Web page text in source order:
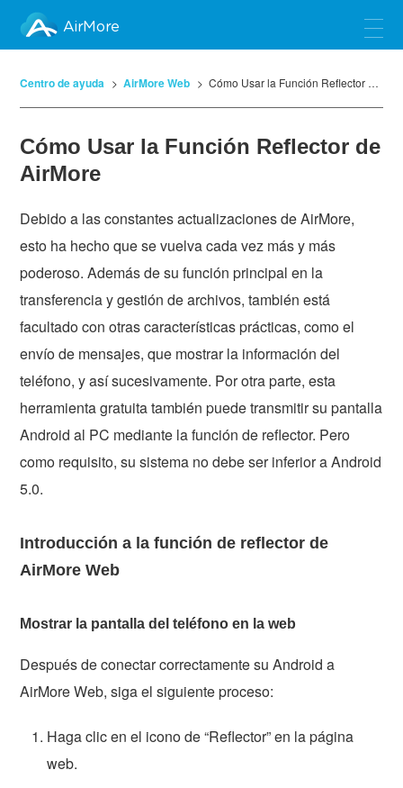
AirMore
Centro de ayuda AirMore Web Cómo Usar la Función Reflector de AirMore
Cómo Usar la Función Reflector de
AirMore
Debido a las constantes actualizaciones de AirMore,
esto ha hecho que se vuelva cada vez más y más
poderoso. Además de su función principal en la
transferencia y gestión de archivos, también está
facultado con otras características prácticas, como el
envío de mensajes, que mostrar la información del
teléfono, y así sucesivamente. Por otra parte, esta
herramienta gratuita también puede transmitir su pantalla
Android al PC mediante la función de reflector. Pero
como requisito, su sistema no debe ser inferior a Android
5.0.
Introducción a la función de reflector de
AirMore Web
Mostrar la pantalla del teléfono en la web
Después de conectar correctamente su Android a
AirMore Web, siga el siguiente proceso:
Haga clic en el icono de “Reflector” en la página
web.